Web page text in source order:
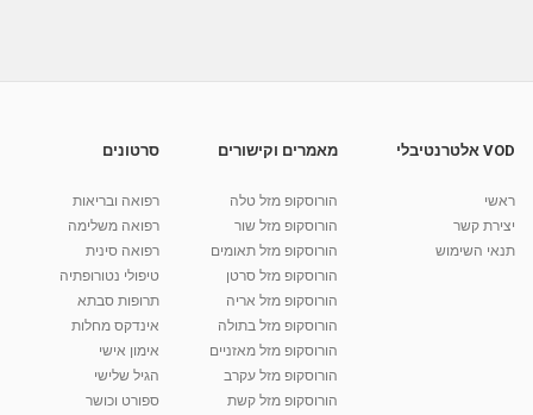
10:17
קרין גורן - העוגה המתגלצ’ת ללא קמח
יוסי שר - מתמחה בשיטת אלכסנדר וטאי צ'י
2,738 צפיות
VOD אלטרנטיבלי
ראשי
יצירת קשר
תנאי השימוש
מאמרים וקישורים
הורוסקופ מזל טלה
הורוסקופ מזל שור
הורוסקופ מזל תאומים
הורוסקופ מזל סרטן
הורוסקופ מזל אריה
הורוסקופ מזל בתולה
הורוסקופ מזל מאזניים
הורוסקופ מזל עקרב
הורוסקופ מזל קשת
סרטונים
רפואה ובריאות
רפואה משלימה
רפואה סינית
טיפולי נטורופתיה
תרופות סבתא
אינדקס מחלות
אימון אישי
הגיל שלישי
ספורט וכושר